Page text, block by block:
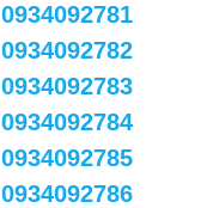
0934092781
0934092782
0934092783
0934092784
0934092785
0934092786